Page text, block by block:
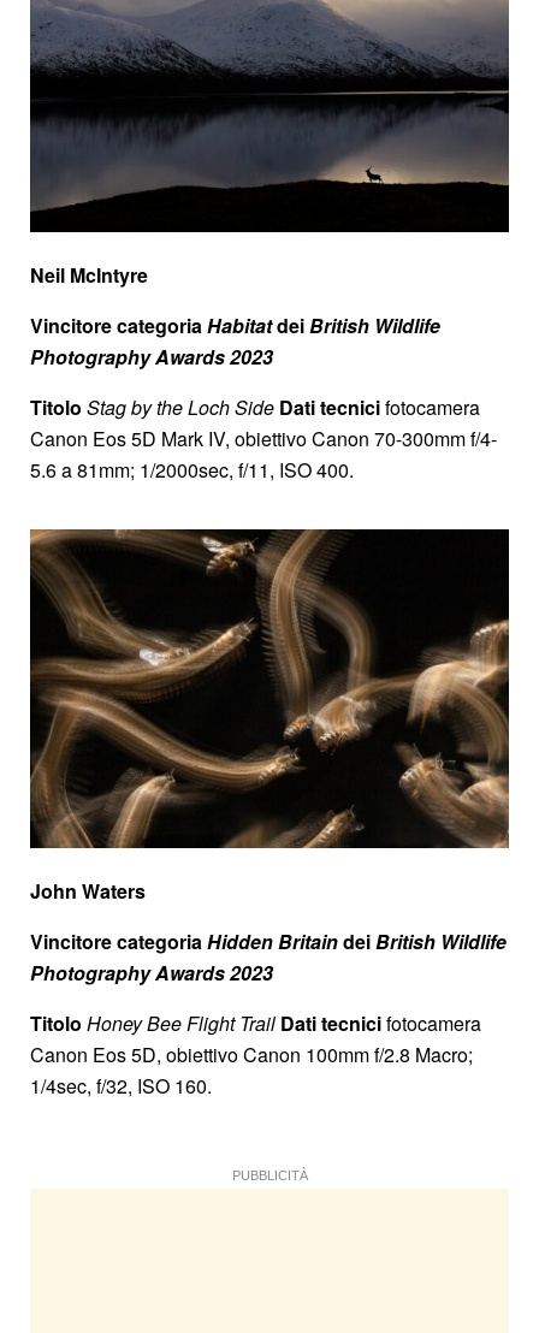
Neil McIntyre
Vincitore categoriaHabitatdeiBritish Wildlife
Photography Awards 2023
Titolo Stag by the Loch Side Dati tecnicifotocamera
Canon Eos 5D Mark IV, obiettivo Canon 70-300mm f/4-
5.6 a 81mm; 1/2000sec, f/11, ISO 400.
John Waters
Vincitore categoriaHidden BritaindeiBritish Wildlife
Photography Awards 2023
Titolo Honey Bee Flight Trail Dati tecnicifotocamera
Canon Eos 5D, obiettivo Canon 100mm f/2.8 Macro;
1/4sec, f/32, ISO 160.
PUBBLICITÀ